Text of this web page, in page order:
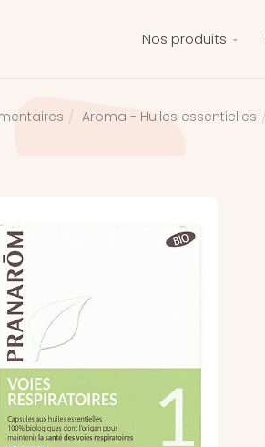
Nos produits
Aroma - Huiles essentielles